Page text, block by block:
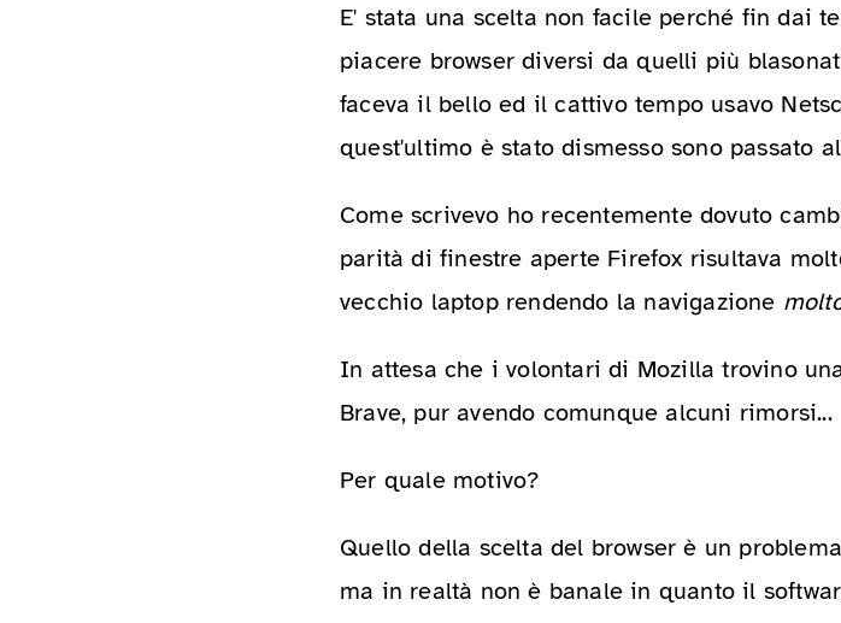
E' stata una scelta non facile perché fin dai
piacere browser diversi da quelli più
faceva il bello ed il cattivo tempo usavo
quest'ultimo è stato dismesso sono passato
Come scrivevo ho recentemente dovuto
parità di finestre aperte Firefox risultava
vecchio laptop rendendo la navigazione
In attesa che i volontari di Mozilla trovino
Brave, pur avendo comunque alcuni rimorsi...
Per quale motivo?
Quello della scelta del browser è un
ma in realtà non è banale in quanto il